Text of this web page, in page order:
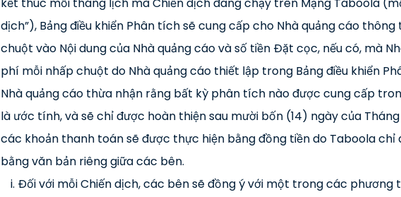
dịch”), Bảng điều khiển Phân tích sẽ cung cấp cho Nhà quảng cáo
chuột vào Nội dung của Nhà quảng cáo và số tiền Đặt cọc, nếu có, mà
phí mỗi nhấp chuột do Nhà quảng cáo thiết lập trong Bảng điều khiển
Nhà quảng cáo thừa nhận rằng bất kỳ phân tích nào được cung cấp
là ước tính, và sẽ chỉ được hoàn thiện sau mười bốn (14) ngày của
các khoản thanh toán sẽ được thực hiện bằng đồng tiền do Taboola
bằng văn bản riêng giữa các bên.
Đối với mỗi Chiến dịch, các bên sẽ đồng ý với một trong các